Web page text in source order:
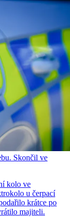
Skončil ve
kolo ve
u čerpací
krátce po
majiteli.